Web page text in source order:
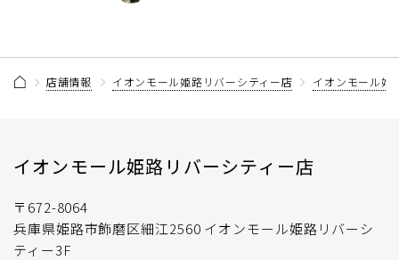
店舗情報 イオンモール姫路リバーシティー店 イオンモール姫
イオンモール姫路リバーシティー店
〒672-8064
兵庫県姫路市飾磨区細江2560 イオンモール姫路リバーシ
ティー3F